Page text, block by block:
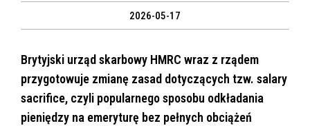
2026-05-17
Brytyjski urząd skarbowy HMRC wraz z rządem
przygotowuje zmianę zasad dotyczących tzw. salary
sacrifice, czyli popularnego sposobu odkładania
pieniędzy na emeryturę bez pełnych obciążeń